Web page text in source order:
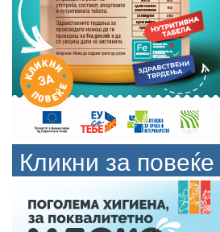
Кликни за повеќе